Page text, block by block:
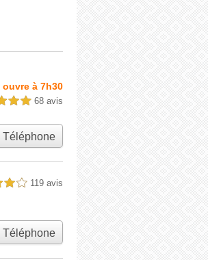
ouvre à 7h30
sur 5 68 avis
Téléphone
sur 5 119 avis
Téléphone